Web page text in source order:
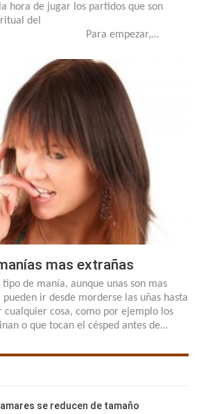
hora de jugar los partidos que son
del
empezar,…
mas extrañas
tipo de manía, aunque unas son mas
ir desde morderse las uñas hasta
cualquier cosa, como por ejemplo los
o que tocan el césped antes de…
se reducen de tamaño